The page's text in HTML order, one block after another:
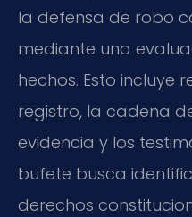
la defensa de robo
mediante una
hechos. Esto incluye
registro, la cadena
evidencia y los
bufete busca
derechos